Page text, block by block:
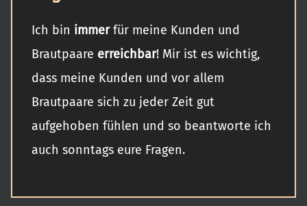
Ich bin immerfür meine Kunden und
Brautpaare erreichbar! Mir ist es wichtig,
dass meine Kunden und vor allem
Brautpaare sich zu jeder Zeit gut
aufgehoben fühlen und so beantworte ich
auch sonntags eure Fragen.